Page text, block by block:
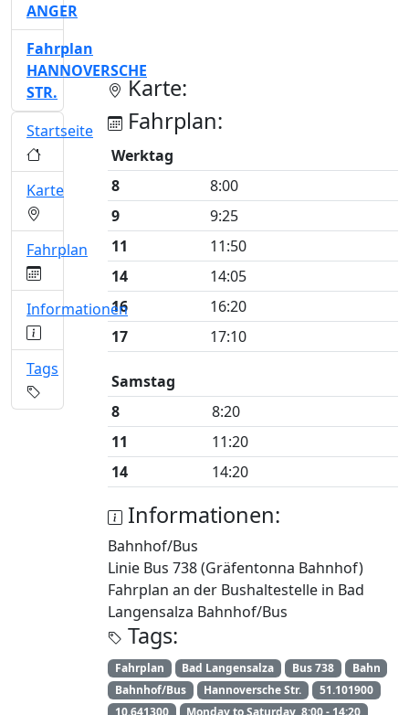
Karte:
Fahrplan:
Werktag
8
8:00
9
9:25
11
11:50
14
14:05
16
16:20
17
17:10
Samstag
8
8:20
11
11:20
14
14:20
Informationen:
Bahnhof/Bus
Linie Bus 738 (Gräfentonna Bahnhof)
Fahrplan an der Bushaltestelle in Bad
Langensalza Bahnhof/Bus
Tags:
Fahrplan Bad Langensalza Bus 738
Bahn
Bahnhof/Bus
Hannoversche Str.
51.101900
ANGER
Fahrplan
HANNOVERSCHE
STR.
Startseite
Karte
Fahrplan
Informationen
Tags